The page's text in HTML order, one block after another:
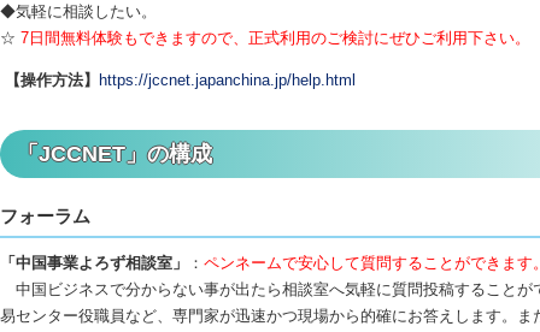
◆気軽に相談したい。
☆ 7日間無料体験もできますので、正式利用のご検討にぜひご利用下さい。
【操作方法】 https://jccnet.japanchina.jp/help.html
「JCCNET」の構成
フォーラム
「中国事業よろず相談室」 ： ペンネームで安心して質問することができます
中国ビジネスで分からない事が出たら相談室へ気軽に質問投稿することが
易センター役職員など、専門家が迅速かつ現場から的確にお答えします。